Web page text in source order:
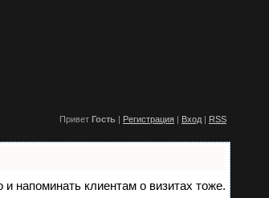
Привет Гость | Регистрация | Вход | RSS
напоминать клиентам о визитах тоже.